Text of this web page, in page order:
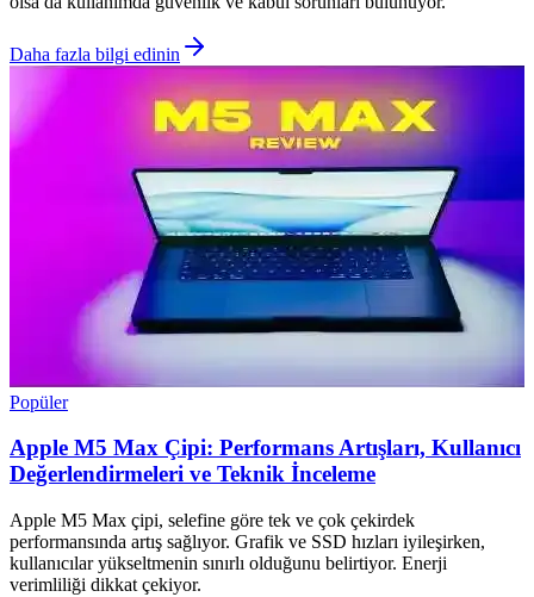
Daha fazla bilgi edinin
Popüler
Apple M5 Max Çipi: Performans Artışları, Kullanıcı
Değerlendirmeleri ve Teknik İnceleme
Apple M5 Max çipi, selefine göre tek ve çok çekirdek
performansında artış sağlıyor. Grafik ve SSD hızları iyileşirken,
kullanıcılar yükseltmenin sınırlı olduğunu belirtiyor. Enerji
verimliliği dikkat çekiyor.